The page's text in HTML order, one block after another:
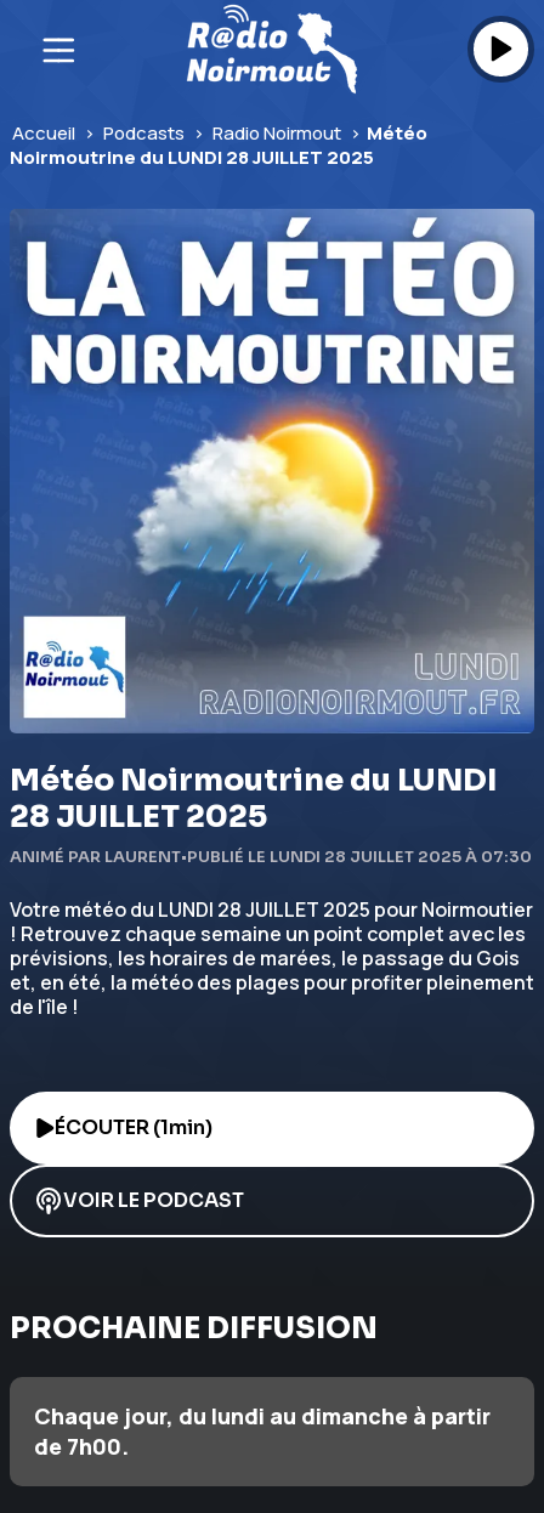
Accueil > Podcasts > Radio Noirmout > Météo
Noirmoutrine du LUNDI 28 JUILLET 2025
Météo Noirmoutrine du LUNDI
28 JUILLET 2025
ANIMÉ PAR LAURENT•PUBLIÉ LE LUNDI 28 JUILLET 2025 À 07:30
Votre météo du LUNDI 28 JUILLET 2025 pour Noirmoutier
! Retrouvez chaque semaine un point complet avec les
prévisions, les horaires de marées, le passage du Gois
et, en été, la météo des plages pour profiter pleinement
de l'île !
ÉCOUTER (1min)
VOIR LE PODCAST
PROCHAINE DIFFUSION
Chaque jour, du lundi au dimanche à partir
de 7h00.